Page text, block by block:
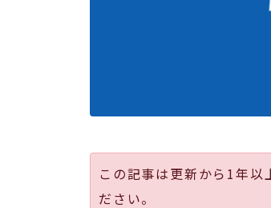
この記事は更新から1年以
ださい。